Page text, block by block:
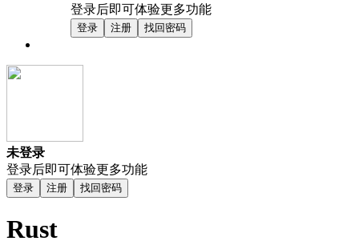
登录后即可体验更多功能
登录 注册 找回密码
未登录
登录后即可体验更多功能
登录 注册 找回密码
Rust